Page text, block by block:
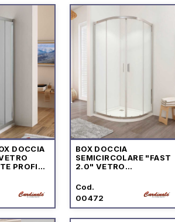
DOCCIA
PROFILO
BOX DOCCIA
SEMICIRCOLARE "FAST
2.0" VETRO
CROMO
Cod.
00472